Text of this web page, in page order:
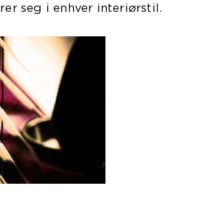
seg i enhver interiørstil.